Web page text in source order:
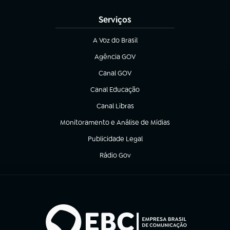
Serviços
A Voz do Brasil
(abre em nova aba)
Agência GOV
(abre em nova aba)
Canal GOV
(abre em nova aba)
Canal Educação
(abre em nova aba)
Canal Libras
(abre em nova aba)
Monitoramento e Análise de Mídias
(abre em nova aba)
Publicidade Legal
(abre em nova aba)
Rádio Gov
(abre em nova aba)